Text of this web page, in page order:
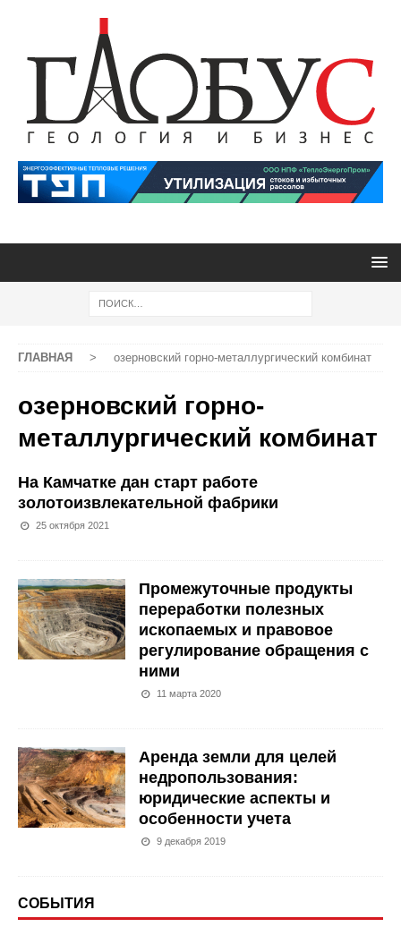
ГЛАВНАЯ > озерновский горно-металлургический комбинат
озерновский горно-
металлургический комбинат
На Камчатке дан старт работе
золотоизвлекательной фабрики
25 октября 2021
Промежуточные продукты
переработки полезных
ископаемых и правовое
регулирование обращения с
ними
11 марта 2020
Аренда земли для целей
недропользования:
юридические аспекты и
особенности учета
9 декабря 2019
СОБЫТИЯ